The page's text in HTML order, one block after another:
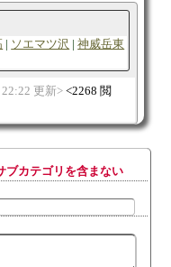
ソエマツ沢
神威岳東
更新
2268 閲
ブカテゴリを含まない